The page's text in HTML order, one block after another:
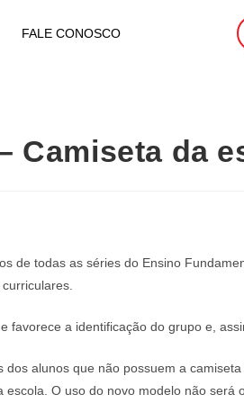
FALE CONOSCO
Camiseta da
de todas as séries do Ensino
a identificação do grupo e,
alunos que não possuem a
O uso do novo modelo não será